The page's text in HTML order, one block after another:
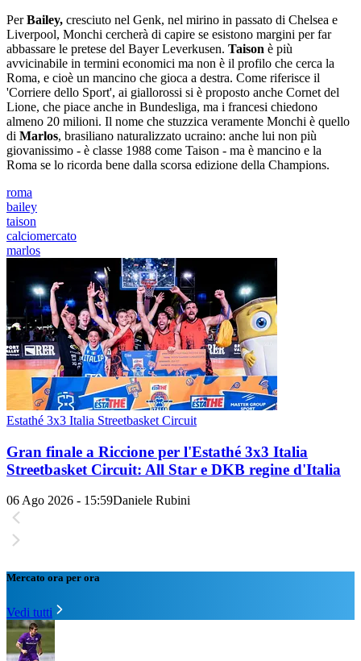
PerBailey, cresciuto nel Genk, nel mirino in passato di Chelsea e
Liverpool, Monchi cercherà di capire se esistono margini per far
abbassare le pretese del Bayer Leverkusen. Taison è più
avvicinabile in termini economici ma non è il profilo che cerca la
Roma, e cioè un mancino che gioca a destra. Come riferisce il
'Corriere dello Sport', ai giallorossi si è proposto anche Cornet del
Lione, che piace anche in Bundesliga, ma i francesi chiedono
almeno 20 milioni. Il nome che stuzzica veramente Monchi è quello
di Marlos, brasiliano naturalizzato ucraino: anche lui non più
giovanissimo - è classe 1988 come Taison - ma è mancino e la
Roma se lo ricorda bene dalla scorsa edizione della Champions.
roma
bailey
taison
calciomercato
marlos
Estathé 3x3 Italia Streetbasket Circuit
Gran finale a Riccione per l'Estathé 3x3 Italia
Streetbasket Circuit: All Star e DKB regine d'Italia
06 Ago 2026 - 15:59Daniele Rubini
Mercato ora per ora
Vedi tutti